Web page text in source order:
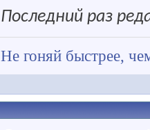
Последний раз
Не гоняй быстрее,